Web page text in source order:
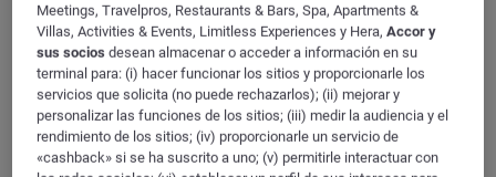
Elementos complementarios
Servicios de Internet
Servicios telefónicos
ibis Praha Mala Strana
Plzenska 14, PRAHA 5, Smichov
Meetings, Travelpros, Restaurants & Bars, Spa, Apartments &
Villas, Activities & Events, Limitless Experiences y Hera,Accor y
sus socios desean almacenar o acceder a información en su
terminal para: (i) hacer funcionar los sitios y proporcionarle los
servicios que solicita (no puede rechazarlos); (ii) mejorar y
personalizar las funciones de los sitios; (iii) medir la audiencia y el
rendimiento de los sitios; (iv) proporcionarle un servicio de
«cashback» si se ha suscrito a uno; (v) permitirle interactuar con